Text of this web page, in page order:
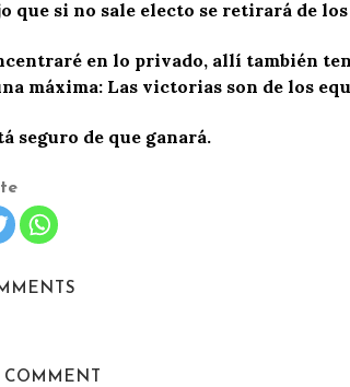
que si no sale electo se retirará de
en lo privado, allí también
máxima: Las victorias son de los
seguro de que ganará.